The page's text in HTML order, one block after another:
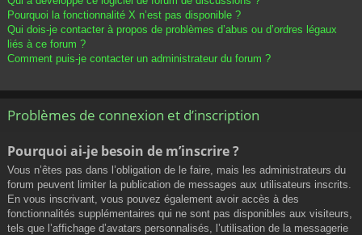
Pourquoi la fonctionnalité X n’est pas disponible ?
Qui dois-je contacter à propos de problèmes d’abus ou d’ordres légaux
liés à ce forum ?
Comment puis-je contacter un administrateur du forum ?
Problèmes de connexion et d’inscription
Pourquoi ai-je besoin de m’inscrire ?
Vous n’êtes pas dans l’obligation de le faire, mais les administrateurs du
forum peuvent limiter la publication de messages aux utilisateurs inscrits.
En vous inscrivant, vous pouvez également avoir accès à des
fonctionnalités supplémentaires qui ne sont pas disponibles aux visiteurs,
tels que l’affichage d’avatars personnalisés, l’utilisation de la messagerie